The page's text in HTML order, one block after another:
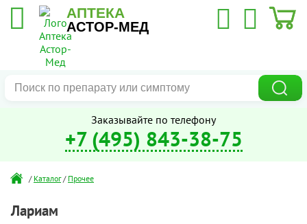
АПТЕКА
АСТОР-МЕД
Заказывайте по телефону
+7 (495) 843-38-75
/ Каталог / Прочее
Лариам